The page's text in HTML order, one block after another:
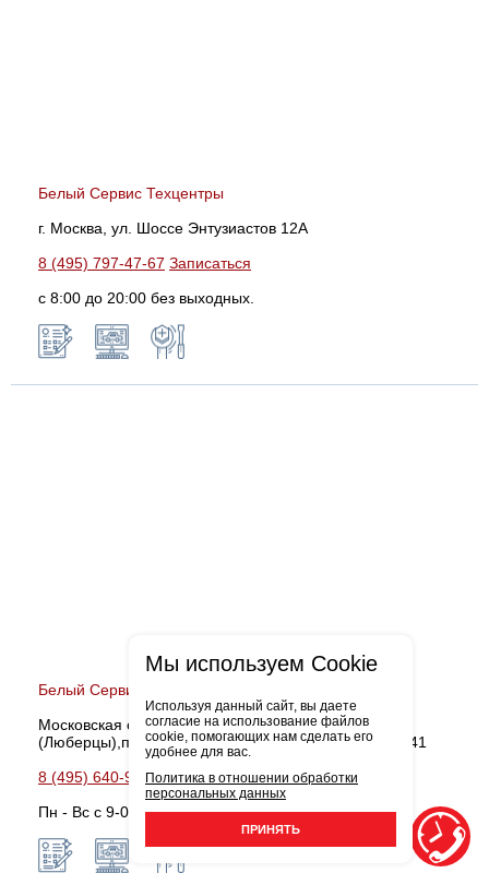
Белый Сервис Техцентры
г. Москва, ул. Шоссе Энтузиастов 12А
8 (495) 797-47-67 Записаться
с 8:00 до 20:00 без выходных.
Белый Сервис Октябрьский
Московская область, Люберецкий район
(Люберцы),поселок Октябрьский, улица Ленина, д. 41
8 (495) 640-99-18 Записаться
Пн - Вс с 9-00 до 21-00
Мы используем Cookie
Используя данный сайт, вы даете
согласие на использование файлов
cookie, помогающих нам сделать его
удобнее для вас.
Политика в отношении обработки
персональных данных
ПРИНЯТЬ